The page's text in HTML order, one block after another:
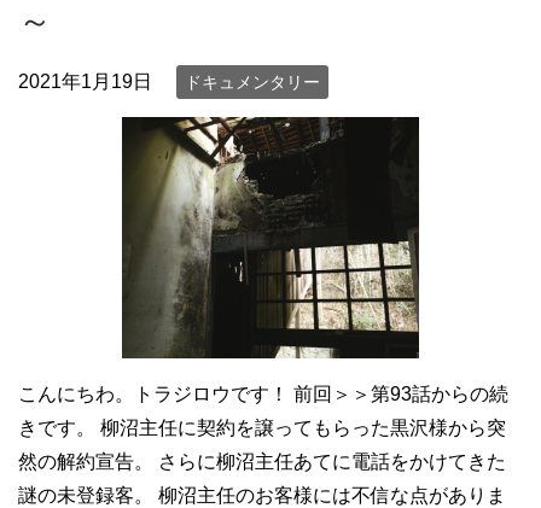
～
2021年1月19日 ドキュメンタリー
こんにちわ。トラジロウです！ 前回＞＞第93話からの続
きです。 柳沼主任に契約を譲ってもらった黒沢様から突
然の解約宣告。 さらに柳沼主任あてに電話をかけてきた
謎の未登録客。 柳沼主任のお客様には不信な点がありま